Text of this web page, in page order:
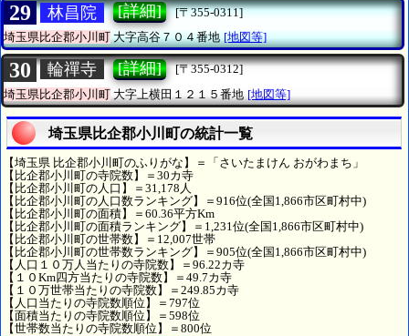
29 林昌院 [詳細]
[〒355-0311]
埼玉県比企郡小川町大字高谷７０４番地 [地図等]
30 輪禪寺 [詳細]
[〒355-0312]
埼玉県比企郡小川町 大字上横田１２１５番地 [地図等]
埼玉県比企郡小川町の統計一覧
【埼玉県 比企郡小川町のふりがな】＝「さいたまけん おがわまち」
【比企郡小川町の寺院数】＝30カ寺
【比企郡小川町の人口】＝31,178人
【比企郡小川町の人口数ランキング】＝916位(全国1,866市区町村中)
【比企郡小川町の面積】＝60.36平方Km
【比企郡小川町の面積ランキング】＝1,231位(全国1,866市区町村中)
【比企郡小川町の世帯数】＝12,007世帯
【比企郡小川町の世帯数ランキング】＝905位(全国1,866市区町村中)
【人口１０万人当たりの寺院数】＝96.22カ寺
【１０Km四方当たりの寺院数】＝49.7カ寺
【１０万世帯当たりの寺院数】＝249.85カ寺
【人口当たりの寺院数順位】＝797位
【面積当たりの寺院数順位】＝598位
【世帯数当たりの寺院数順位】＝800位